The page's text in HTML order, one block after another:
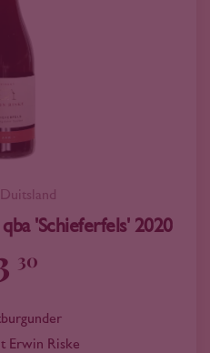
Duitsland
'Schieferfels' 2020
30
Erwin Riske